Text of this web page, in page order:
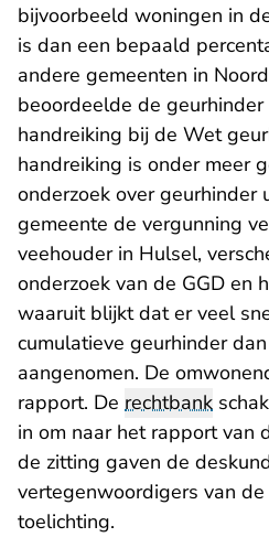
bijvoorbeeld woningen in
is dan een bepaald
andere gemeenten in
beoordeelde de
handreiking bij de Wet
handreiking is onder meer
onderzoek over geurhinder
gemeente de vergunning
veehouder in Hulsel,
onderzoek van de GGD en
waaruit blijkt dat er veel
cumulatieve geurhinder
aangenomen. De
rapport. De rechtbank
in om naar het rapport van
de zitting gaven de
vertegenwoordigers van
toelichting.